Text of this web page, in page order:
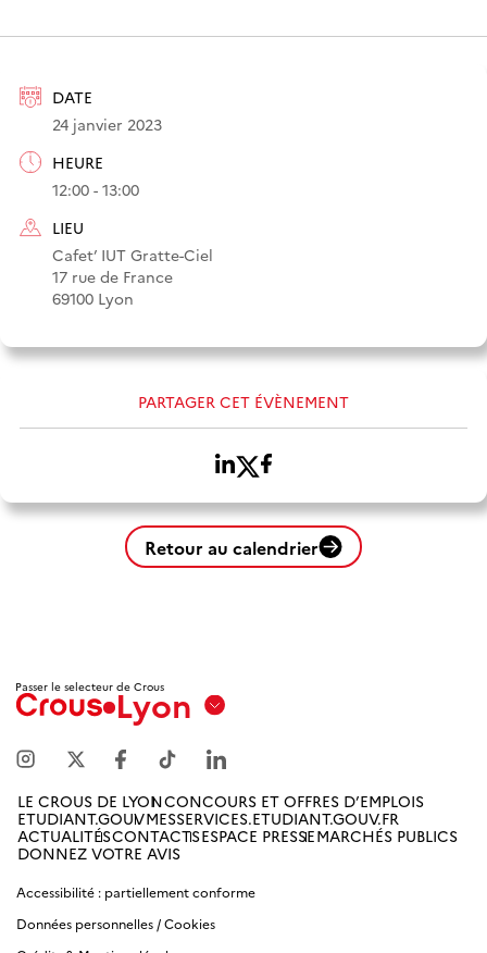
DATE
24 janvier 2023
HEURE
12:00 - 13:00
LIEU
Cafet’ IUT Gratte-Ciel
17 rue de France
69100 Lyon
PARTAGER CET ÉVÈNEMENT
Retour au calendrier
Passer le selecteur de Crous
Lyon
Marseille
Amiens
Picardie
Antilles
Guyane
LE CROUS DE LYONCONCOURS ET OFFRES D’EMPLOIS
ETUDIANT.GOUVMESSERVICES.ETUDIANT.GOUV.FR
ACTUALITÉSCONTACTSESPACE PRESSEMARCHÉS PUBLICS
DONNEZ VOTRE AVIS
Accessibilité : partiellement conforme
Données personnelles / Cookies